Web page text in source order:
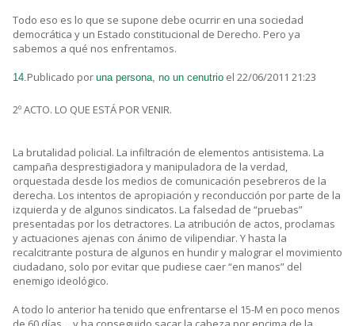
Todo eso es lo que se supone debe ocurrir en una sociedad
democrática y un Estado constitucional de Derecho. Pero ya
sabemos a qué nos enfrentamos.
14.Publicado por una persona, no un cenutrio el 22/06/2011 21:23
2º ACTO. LO QUE ESTÁ POR VENIR.
La brutalidad policial. La infiltración de elementos antisistema. La
campaña desprestigiadora y manipuladora de la verdad,
orquestada desde los medios de comunicación pesebreros de la
derecha. Los intentos de apropiación y reconducción por parte de la
izquierda y de algunos sindicatos. La falsedad de “pruebas”
presentadas por los detractores. La atribución de actos, proclamas
y actuaciones ajenas con ánimo de vilipendiar. Y hasta la
recalcitrante postura de algunos en hundir y malograr el movimiento
ciudadano, solo por evitar que pudiese caer “en manos” del
enemigo ideológico.
A todo lo anterior ha tenido que enfrentarse el 15-M en poco menos